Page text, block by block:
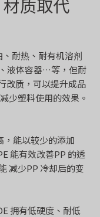
质取代
耐热、耐有机溶剂
液体容器…等，但耐
改质，可以提升成品
少塑料使用的效果。
，能以较少的添加
能有效改善PP 的透
减少PP 冷却后的变
拥有低硬度、耐低